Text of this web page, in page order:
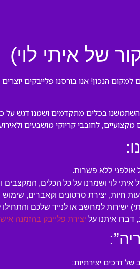
של איתי לוי)
הנכון! אנו בורסנו פלייבקים יוצרים
בכלים מתקדמים ושמנו דגש על
לחובבי קריוקי מושבעים
אולפני ללא פשרות.
איתי לוי ושמרנו על כל הכלים, המקצבים
חיות, יצירת סרטונים וקאברים,
איתנו על יצירת פלייבק בהזמנה
דרכים יצירתיות: